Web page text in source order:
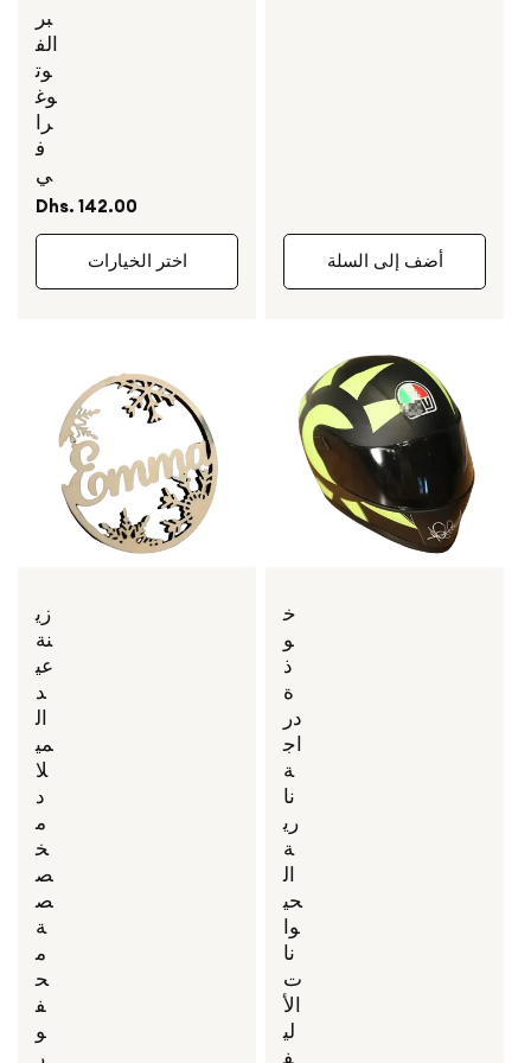
بر
الف
وت
وغ
را
ف
ي
السعر
العادي
Dhs. 142.00
اختر الخيارات أضف إلى السلة
زي
نة
عي
د
ال
مي
لا
د
م
خ
ص
ص
ة
م
ح
ف
و
ر
خ
و
ذ
ة
در
اج
ة
نا
ري
ة
ال
حي
وا
نا
ت
الأ
لي
ف